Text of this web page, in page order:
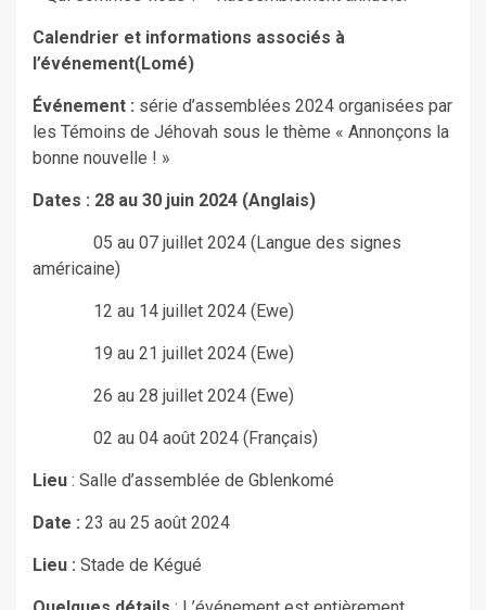
Calendrier et informations associés à
l’événement(Lomé)
Événement : série d’assemblées 2024 organisées par
les Témoins de Jéhovah sous le thème « Annonçons la
bonne nouvelle ! »
Dates : 28 au 30 juin 2024 (Anglais)
05 au 07 juillet 2024 (Langue des signes
américaine)
12 au 14 juillet 2024 (Ewe)
19 au 21 juillet 2024 (Ewe)
26 au 28 juillet 2024 (Ewe)
02 au 04 août 2024 (Français)
Lieu : Salle d’assemblée de Gblenkomé
Date : 23 au 25 août 2024
Lieu : Stade de Kégué